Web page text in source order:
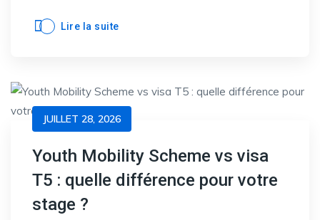
Lire la suite
JUILLET 28, 2026
Youth Mobility Scheme vs visa
T5 : quelle différence pour votre
stage ?